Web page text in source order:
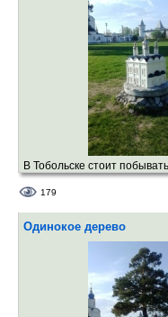
В Тобольске стоит
179
Одинокое дерево